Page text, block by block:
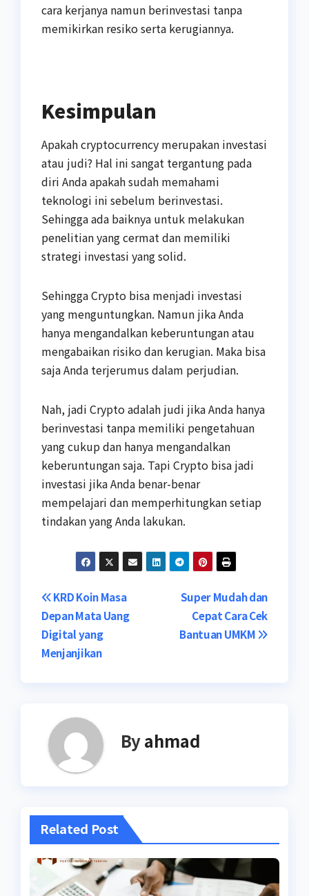
cara kerjanya namun berinvestasi tanpa
memikirkan resiko serta kerugiannya.
Kesimpulan
Apakah cryptocurrency merupakan investasi
atau judi? Hal ini sangat tergantung pada
diri Anda apakah sudah memahami
teknologi ini sebelum berinvestasi.
Sehingga ada baiknya untuk melakukan
penelitian yang cermat dan memiliki
strategi investasi yang solid.
Sehingga Crypto bisa menjadi investasi
yang menguntungkan. Namun jika Anda
hanya mengandalkan keberuntungan atau
mengabaikan risiko dan kerugian. Maka bisa
saja Anda terjerumus dalam perjudian.
Nah, jadi Crypto adalah judi jika Anda hanya
berinvestasi tanpa memiliki pengetahuan
yang cukup dan hanya mengandalkan
keberuntungan saja. Tapi Crypto bisa jadi
investasi jika Anda benar-benar
mempelajari dan memperhitungkan setiap
tindakan yang Anda lakukan.
Navigasi
pos
Super Mudah dan
Cepat Cara Cek
Bantuan UMKM
KRD Koin Masa
Depan Mata Uang
Digital yang
Menjanjikan
Byahmad
Related Post